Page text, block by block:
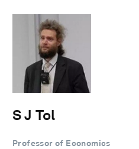
S J Tol
Professor of Economics